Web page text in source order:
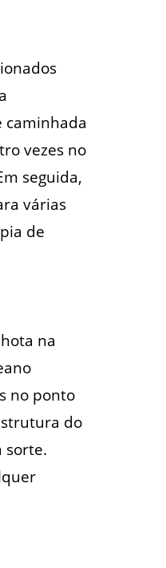
caminhada
vezes no
seguida,
várias
de
na
no ponto
do
sorte.